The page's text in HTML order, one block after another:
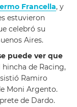
Francella, y
estuvieron
celebró su
Aires.
puede ver que
de Racing,
Ramiro
Moni Argento.
de Dardo.